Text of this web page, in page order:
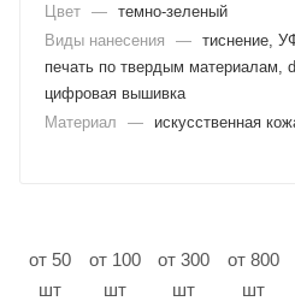
Цвет — темно-зеленый
Виды нанесения
— тиснение,
печать по твердым материалам,
цифровая вышивка
Материал
— искусственная
от 50
шт
от 100
шт
от 300
шт
от 800
шт